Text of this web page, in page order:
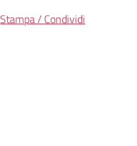
Stampa / Condividi